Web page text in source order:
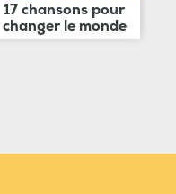
17 chansons pour
changer le monde